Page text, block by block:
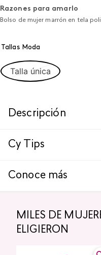
Razones para amarlo
Bolso de mujer marrón en tela
Tallas Moda
Talla única
Descripción
Cy Tips
Conoce más
MILES DE
ELIGIERON